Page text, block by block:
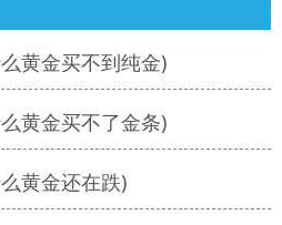
黄金买不到纯金)
黄金买不了金条)
黄金还在跌)